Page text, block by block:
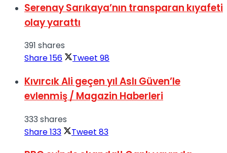
Serenay Sarıkaya’nın transparan kıyafeti
olay yarattı
391 shares
Share156 Tweet 98
Kıvırcık Ali geçen yıl Aslı Güven’le
evlenmiş / Magazin Haberleri
333 shares
Share133 Tweet 83